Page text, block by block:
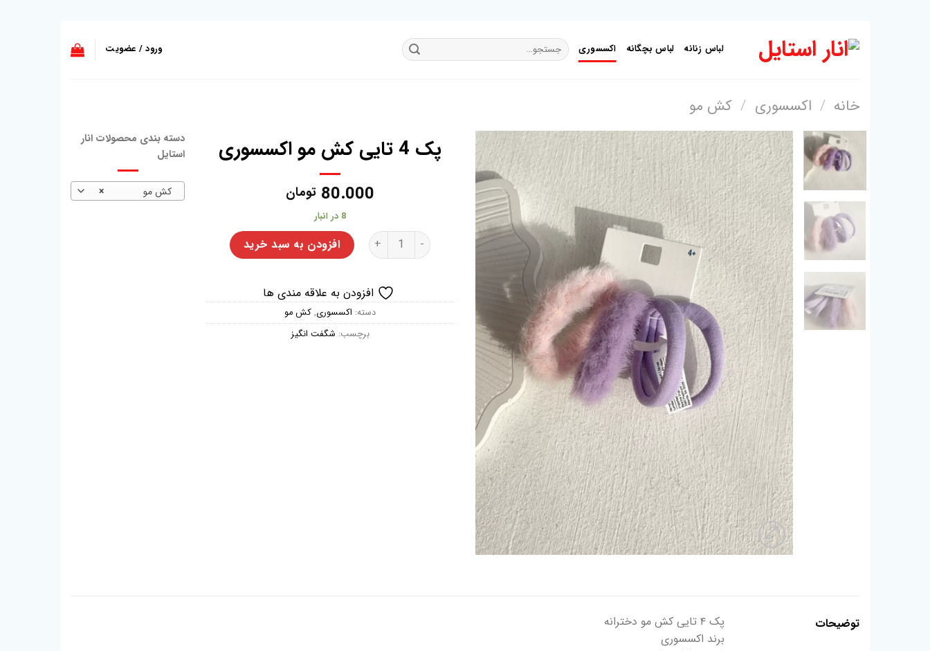
لباس زنانه لباس بچگانه اکسسوری
جستجو
برای:
ورود / عضویت
خانه / اکسسوری / کش مو
افزودن
به
علاقه
مندی
پک 4 تایی کش مو اکسسوری
80.000 تومان
8 در انبار
پک 4 تایی کش مو اکسسوری عدد افزودن به سبد خرید
افزودن به علاقه مندی ها
دسته: اکسسوری, کش مو
برچسب: شگفت انگیز
دسته بندی محصولات انار
استایل
× کش مو
توضیحات
پک ۴ تایی کش مو دخترانه
برند اکسسوری